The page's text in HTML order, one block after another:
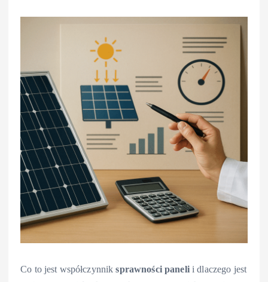
Co to jest współczynniksprawności panelii dlaczego jest